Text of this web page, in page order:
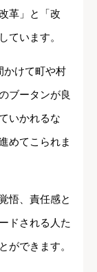
革」と「改
ています。
かけて町や村
ブータンが良
いかれるな
めてこられま
悟、責任感と
ドされる人た
ができます。